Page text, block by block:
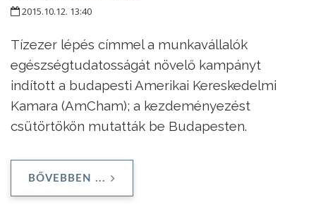
2015.10.12. 13:40
Tízezer lépés címmel a munkavállalók
egészségtudatosságát növelő kampányt
indított a budapesti Amerikai Kereskedelmi
Kamara (AmCham); a kezdeményezést
csütörtökön mutatták be Budapesten.
BŐVEBBEN ...